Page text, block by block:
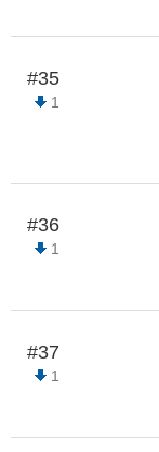
#35
1
#36
1
#37
1